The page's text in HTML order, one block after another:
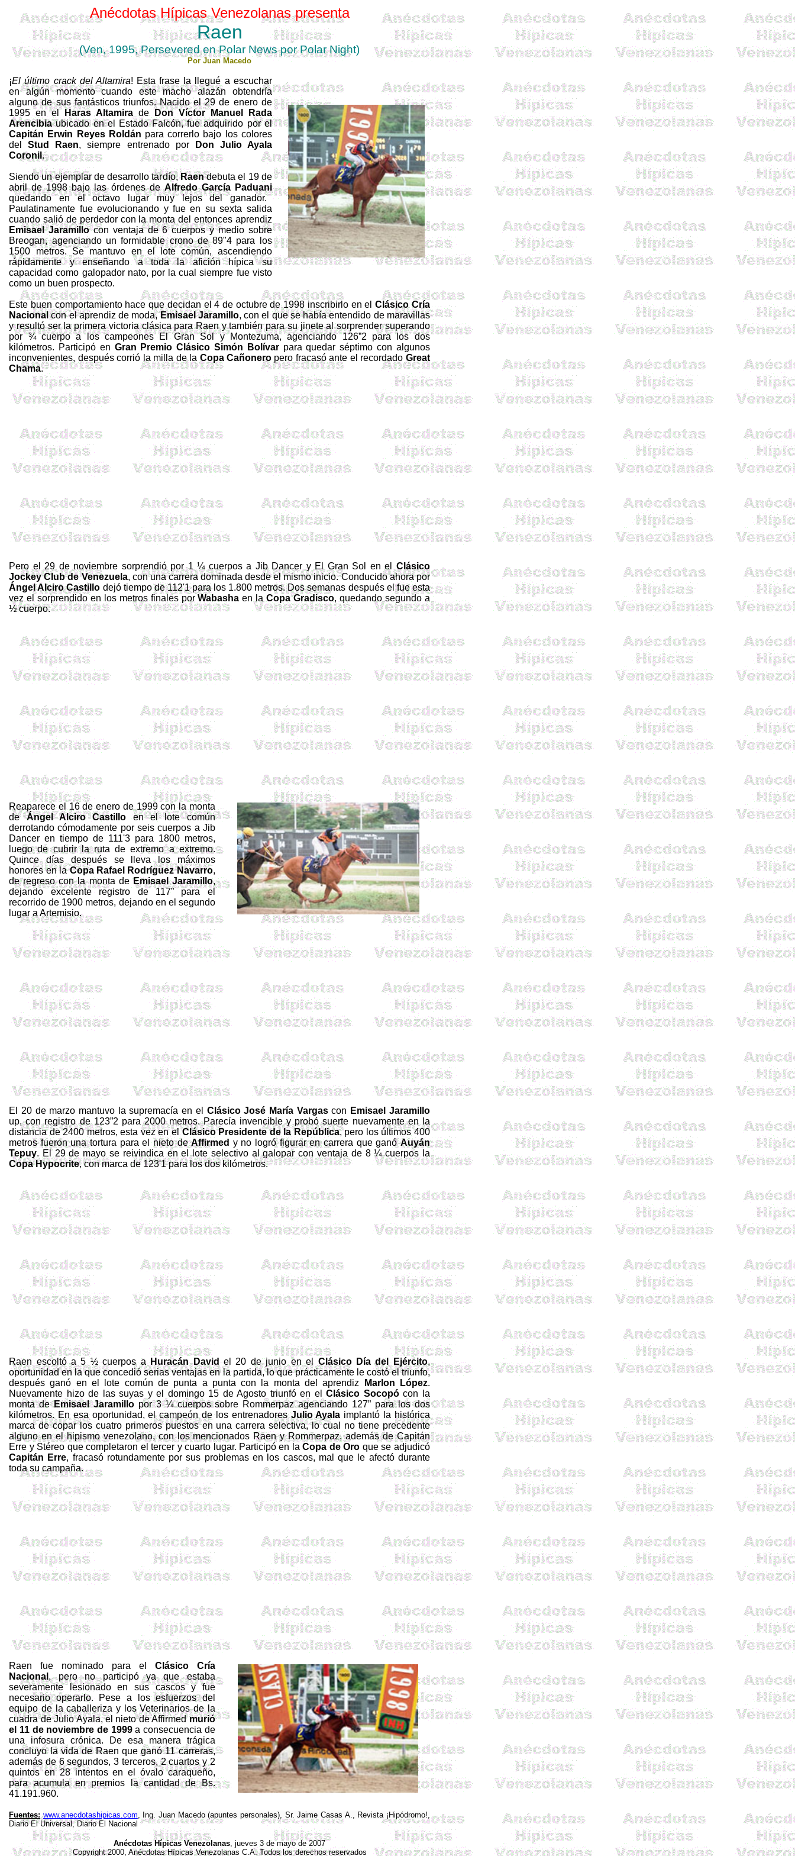
Anécdotas Hípicas Venezolanas presenta
Raen
(Ven, 1995, Persevered en Polar News por Polar Night)
Por Juan Macedo
¡El último crack del Altamira! Esta frase la llegué a escuchar
en algún momento cuando este macho alazán obtendría
alguno de sus fantásticos triunfos. Nacido el 29 de enero de
1995 en el Haras Altamira deDonVíctor Manuel Rada
Arencibiaubicado en el Estado Falcón, fue adquirido por el
Capitán Erwin Reyes Roldán para correrlo bajo los colores
delStud Raen, siempre entrenado por Don Julio Ayala
Coronil.
Siendo un ejemplar de desarrollo tardío,Raendebuta el 19 de
abril de 1998 bajo las órdenes deAlfredo García Paduani
quedando en el octavo lugar muy lejos del ganador.
Paulatinamente fue evolucionando y fue en su sexta salida
cuando salió de perdedor con la monta del entonces aprendiz
Emisael Jaramillocon ventaja de 6 cuerpos y medio sobre
Breogan, agenciando un formidable crono de 89"4 para los
1500 metros.Se mantuvo en el lote común, ascendiendo
rápidamente y enseñando a toda la afición hípica su
capacidad como galopadornato, por la cual siempre fue visto
como un buen prospecto.
Este buen comportamiento hace que decidanel 4 de octubre de 1998 inscribirlo en elClásico Cría
Nacional con el aprendiz de moda,EmisaelJaramillo, con el que se había entendido de maravillas
y resultó ser laprimera victoria clásica para Raen y tambiénpara su jinete al sorprender superando
por ¾ cuerpo a los campeones El Gran Sol yMontezuma, agenciando 126”2 para los dos
kilómetros. Participó en Gran Premio Clásico Simón Bolívarpara quedar séptimo con algunos
inconvenientes, después corrió la milla de la Copa Cañonero pero fracasó ante el recordado Great
Chama.
Pero el 29 de noviembre sorprendió por 1 ¼ cuerpos a Jib Dancer y El Gran Sol en el Clásico
Jockey Club de Venezuela, con una carrera dominada desde el mismo inicio. Conducido ahora por
ÁngelAlciroCastillo dejó tiempo de 112'1 para los 1.800 metros. Dos semanas después el fue esta
vez el sorprendido en los metros finales porWabasha en laCopa Gradisco, quedando segundo a
½ cuerpo.
Reaparece el 16 de enero de 1999 con la monta
deÁngelAlciroCastillo
en el lote común
derrotando cómodamente por seis cuerpos a Jib
Dancer en tiempo de 111'3 para 1800 metros,
luego de cubrir la ruta de extremo a extremo.
Quince días después se lleva los máximos
honores enlaCopa Rafael Rodríguez Navarro,
de regreso con la monta deEmisael Jaramillo,
dejando excelente registro de117”para el
recorrido de 1900 metros, dejando en el segundo
lugar aArtemisio.
El 20 de marzo mantuvo la supremacía en el Clásico José María Vargascon Emisael Jaramillo
up, con registro de 123”2 para2000 metros. Parecía invencible y probó suerte nuevamente en la
distancia de2400 metros, esta vez en elClásico Presidente dela República, pero los últimos400
metrosfueron una tortura para el nieto deAffirmed y no logró figurar en carrera que ganóAuyán
Tepuy. El 29 de mayo se reivindica en el lote selectivo al galopar con ventaja de 8 ¼ cuerpos la
CopaHypocrite, con marca de 123'1 para los dos kilómetros.
Raen escoltó a 5 ½ cuerpos aHuracán David el 20 de junio en elClásico Día del Ejército,
oportunidad en la que concedió serias ventajas en la partida, lo que prácticamente le costó el triunfo,
después ganó en el lote común de punta a punta con la monta del aprendiz
Marlon López.
Nuevamente hizo de las suyas yel domingo 15 de Agosto triunfó en elClásico Socopócon la
monta deEmisael Jaramillopor 3 ¼ cuerpos sobre Rommerpazagenciando 127” para los dos
kilómetros. En esa oportunidad, el campeón de los entrenadoresJulio Ayala implantó la histórica
marca de copar los cuatro primeros puestos en una carrera selectiva, lo cual no tiene precedente
alguno en el hipismo venezolano, con los mencionados Raen yRommerpaz, además de Capitán
Erre yStéreoque completaron el tercer y cuarto lugar. Participó en laCopade Oro que se adjudicó
Capitán Erre, fracasó rotundamente por sus problemas en los cascos, mal que le afectó durante
toda su campaña.
Raen fue nominado para el Clásico Cría
Nacional, pero no participó ya queestaba
severamente lesionado en sus cascos yfue
necesario operarlo. Pese a los esfuerzos del
equipo de la caballeriza y los Veterinarios de la
cuadra de Julio Ayala, el nieto deAffirmed murió
el 11 de noviembre de 1999a consecuencia de
una infosura crónica. De esa manera trágica
concluyo la vida de Raen que ganó 11 carreras,
además de 6 segundos, 3 terceros, 2 cuartos y 2
quintos en 28 intentos en el óvalo caraqueño,
para acumula en premios la cantidad de Bs.
41.191.960.
Fuentes: www.anecdotashipicas.com, Ing. Juan Macedo (apuntes personales), Sr. Jaime Casas A., Revista ¡Hipódromo!,
Diario El Universal, Diario El Nacional
Anécdotas Hípicas Venezolanas, jueves 3 de mayo de 2007
Copyright 2000, Anécdotas Hípicas Venezolanas C.A. Todos los derechos reservados